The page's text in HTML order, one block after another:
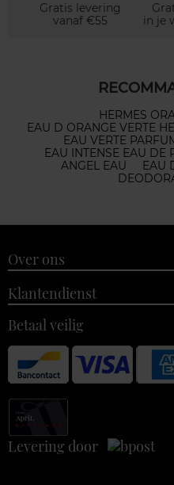
Gratis levering
vanaf €55
in je
HERMES
EAU D ORANGE VERTE
EAU VERTE
EAU INTENSE EAU DE
ANGEL EAU
EAU
Over ons
Klantendienst
Betaal veilig
Levering door